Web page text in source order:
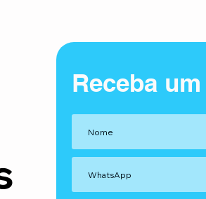
Receba